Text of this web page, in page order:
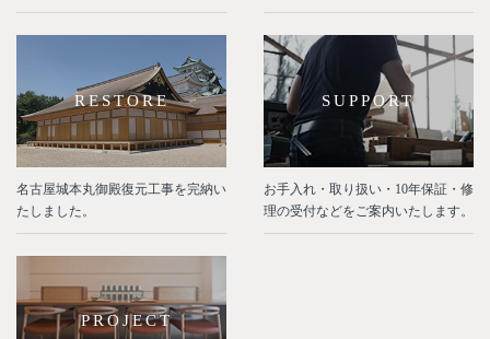
RESTORE
名古屋城本丸御殿復元工事を完納い
たしました。
SUPPORT
お手入れ・取り扱い・10年保証・修
理の受付などをご案内いたします。
PROJECT